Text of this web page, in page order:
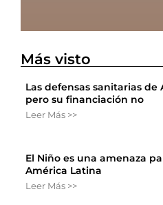
Más visto
Las defensas sanitarias
pero su financiación no
Leer Más >>
El Niño es una amenaza
América Latina
Leer Más >>